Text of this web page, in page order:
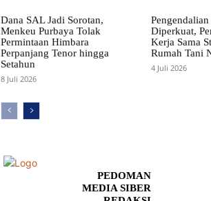
Dana SAL Jadi Sorotan,
Menkeu Purbaya Tolak
Permintaan Himbara
Perpanjang Tenor hingga
Setahun
8 Juli 2026
Diperkuat,
Kerja Sama
Rumah Tani
4 Juli 2026
PEDOMAN
MEDIA SIBER